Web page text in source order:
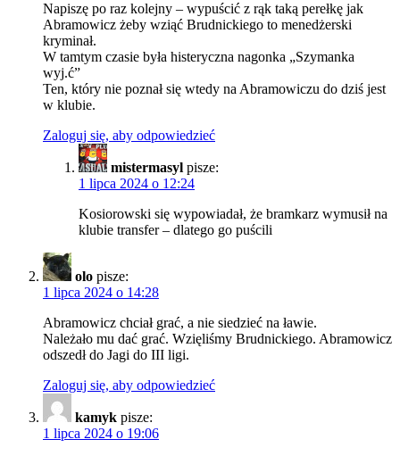
Napiszę po raz kolejny – wypuścić z rąk taką perełkę jak
Abramowicz żeby wziąć Brudnickiego to menedżerski
kryminał.
W tamtym czasie była histeryczna nagonka „Szymanka
wyj.ć”
Ten, który nie poznał się wtedy na Abramowiczu do dziś jest
w klubie.
Zaloguj się, aby odpowiedzieć
mistermasyl pisze:
1 lipca 2024 o 12:24
Kosiorowski się wypowiadał, że bramkarz wymusił na
klubie transfer – dlatego go puścili
olo pisze:
1 lipca 2024 o 14:28
Abramowicz chciał grać, a nie siedzieć na ławie.
Należało mu dać grać. Wzięliśmy Brudnickiego. Abramowicz
odszedł do Jagi do III ligi.
Zaloguj się, aby odpowiedzieć
kamyk pisze:
1 lipca 2024 o 19:06